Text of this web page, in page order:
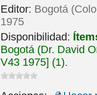
Editor: Bogotá
1975
Disponibilidad:
Bogotá (Dr. David
V43 1975] (1).